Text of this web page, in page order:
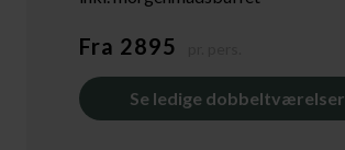
Fra 2895
Se ledige dobbeltværelser